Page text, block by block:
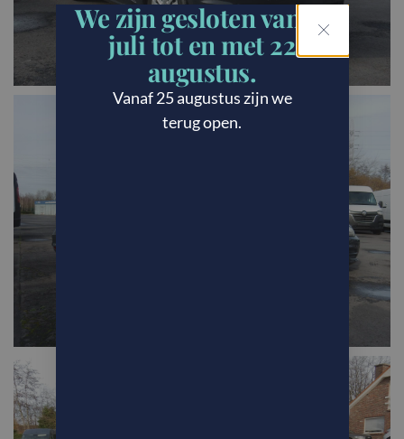
We zijn gesloten van 21
juli tot en met 22
augustus.
Vanaf 25 augustus zijn we
terug open.